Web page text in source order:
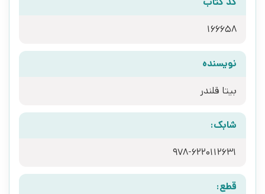
166658
نویسنده
بیتا قلندر
شابک:
قطع: